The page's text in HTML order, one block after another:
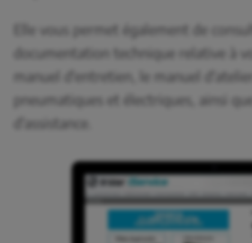
Elle vous permet également de
documentation technique relative à
manuel d'entretien, le manuel
pneumatiques et électriques, ainsi
d'assistance.